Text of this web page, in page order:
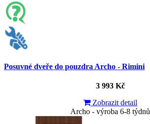
Posuvné dveře do pouzdra Archo - Rimini
3 993 Kč
Zobrazit detail
Archo - výroba 6-8 týdnů